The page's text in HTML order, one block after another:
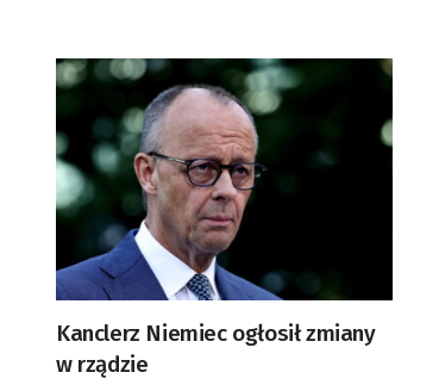
Kanclerz Niemiec ogłosił zmiany
w rządzie